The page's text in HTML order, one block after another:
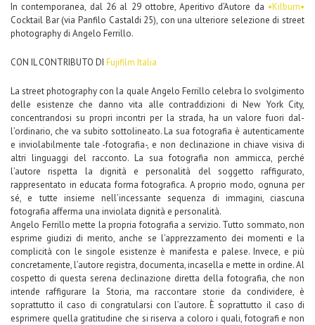
In contemporanea, dal 26 al 29 ottobre, Aperitivo d’Autore da •Kilburn•
Cocktail Bar (via Panfilo Castaldi 25), con una ulteriore selezione di street
photography di Angelo Ferrillo.
CON IL CONTRIBUTO DI Fujifilm Italia
La street photography con la quale Angelo Ferrillo celebra lo svolgimento
delle esistenze che danno vita alle contraddizioni di New York City,
concentrandosi su propri incontri per la strada, ha un valore fuori dal­
l’ordinario, che va subito sottolineato. La sua fotografia è autenticamente
e inviolabilmente tale -fotografia-, e non declinazione in chiave visiva di
altri linguaggi del racconto. La sua fotografia non ammicca, perché
l’autore rispetta la dignità e personalità del soggetto raffigurato,
rappresentato in educata forma fotografica. A proprio modo, ognuna per
sé, e tutte insieme nell’incessante sequenza di immagini, ciascuna
fotografia afferma una inviolata dignità e personalità.
Angelo Ferrillo mette la propria fotografia a servizio. Tutto sommato, non
esprime giudizi di merito, anche se l’apprezzamento dei momenti e la
complicità con le singole esistenze è manifesta e palese. Invece, e più
concretamente, l’autore registra, documenta, incasella e mette in ordine. Al
cospetto di questa serena declinazione diretta della fotografia, che non
intende raffigurare la Storia, ma raccontare storie da condividere, è
soprattutto il caso di congratularsi con l’autore. È soprattutto il caso di
esprimere quella gratitudine che si riserva a coloro i quali, fotografi e non